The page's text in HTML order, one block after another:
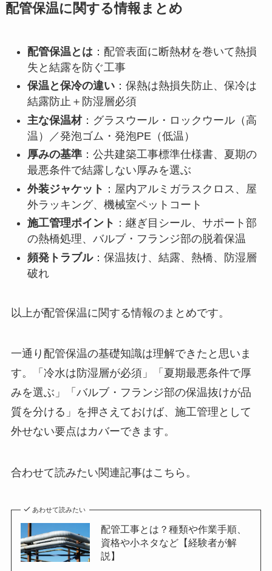
配管保温に関する情報まとめ
配管保温とは ：配管表面に断熱材を巻いて熱損
失と結露を防ぐ工事
保温と保冷の違い：保熱は熱損失防止、保冷は
結露防止＋防湿層必須
主な保温材：グラスウール・ロックウール（高
温）／発泡ゴム・発泡PE（低温）
厚みの基準：公共建築工事標準仕様書、夏期の
最悪条件で結露しない厚みを選ぶ
外装ジャケット ：屋内アルミガラスクロス、屋
外ラッキング、機械室ペットコート
施工管理ポイント ：継ぎ目シール、サポート部
の熱橋処理、バルブ・フランジ部の脱着保温
頻発トラブル：保温抜け、結露、熱橋、防湿層
破れ
以上が配管保温に関する情報のまとめです。
一通り配管保温の基礎知識は理解できたと思いま
す。「冷水は防湿層が必須」「夏期最悪条件で厚
みを選ぶ」「バルブ・フランジ部の保温抜けが品
質を分ける」を押さえておけば、施工管理として
外せない要点はカバーできます。
合わせて読みたい関連記事はこちら。
あわせて読みたい
配管工事とは？種類や作業手順、
資格や小ネタなど【経験者が解
説】